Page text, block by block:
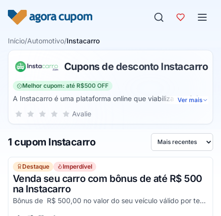
Início/Automotivo/Instacarro
Cupons de desconto Instacarro
Melhor cupom: até R$500 OFF
A Instacarro é uma plataforma online que viabiliza negócios
rápidos e seguros de carros usados no Brasil, ajudando a
pode vender o seu carro usado no mesmo dia em que entrar
em contato, de uma forma rápida e com valores que vão
satisfazer a sua venda.
Ver mais
Sua nota para Instacarro, de 1 a 5 estrelas
5 estrelas
4 estrelas
3 estrelas
2 estrelas
1 estrela Avalie
1 cupom Instacarro Ordenar por
Destaque Imperdível
Venda seu carro com bônus de até R$ 500
na Instacarro
Bônus de R$ 500,00 no valor do seu veículo válido por tempo limitado. Consulte condições e períodos no site e aproveite!